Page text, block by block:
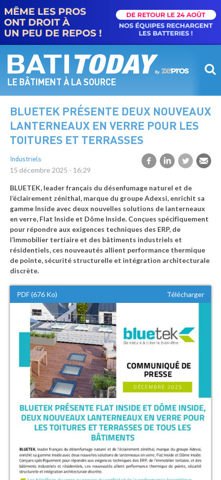
contenu
principal
LE BÂTIMENT À LA SOURCE
BLUETEK PRÉSENTE DEUX NOUVEAUX
LANTERNEAUX EN VERRE POUR LES
TOITURES ET TERRASSES
Industriels
15 décembre 2025 - 16:29
BLUETEK, leader français du désenfumage naturel et de
l’éclairement zénithal, marque du groupe Adexsi, enrichit sa
gamme Inside avec deux nouvelles solutions de lanterneaux
en verre, Flat Inside et Dôme Inside. Conçues spécifiquement
pour répondre aux exigences techniques des ERP, de
l’immobilier tertiaire et des bâtiments industriels et
résidentiels, ces nouveautés allient performance thermique
de pointe, sécurité structurelle et intégration architecturale
discrète.
PDF (676 Ko) Télécharger